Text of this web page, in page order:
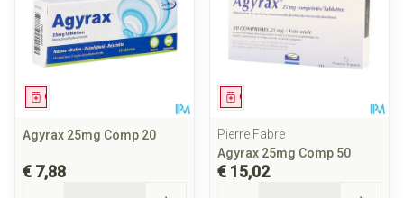
Geneesmiddel
Agyrax 25mg Comp 20
€ 7,88
Geneesmiddel
Pierre Fabre
Agyrax 25mg Comp 50
€ 15,02